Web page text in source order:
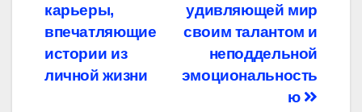
удивляющей мир
своим талантом и
неподдельной
эмоциональность
ю
карьеры,
впечатляющие
истории из
личной жизни